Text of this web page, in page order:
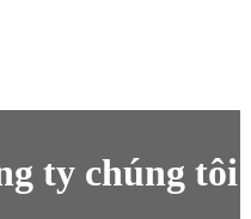
ty chúng tôi